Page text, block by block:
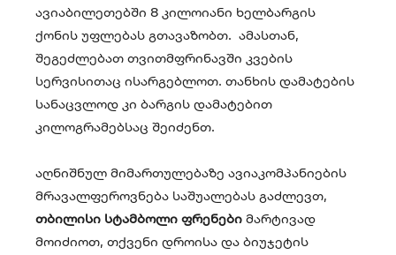
ავიაბილეთებში 8 კილოიანი ხელბარგის
ქონის უფლებას გთავაზობთ. ამასთან,
შეგეძლებათ თვითმფრინავში კვების
სერვისითაც ისარგებლოთ. თანხის დამატების
სანაცვლოდ კი ბარგის დამატებით
კილოგრამებსაც შეიძენთ.
აღნიშნულ მიმართულებაზე ავიაკომპანიების
მრავალფეროვნება საშუალებას გაძლევთ,
თბილისი სტამბოლი ფრენები მარტივად
მოიძიოთ, თქვენი დროისა და ბიუჯეტის